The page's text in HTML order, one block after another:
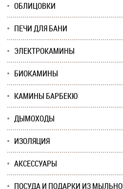
ОБЛИЦОВКИ
ПЕЧИ ДЛЯ БАНИ
ЭЛЕКТРОКАМИНЫ
БИОКАМИНЫ
КАМИНЫ БАРБЕКЮ
ДЫМОХОДЫ
ИЗОЛЯЦИЯ
АКСЕССУАРЫ
ПОСУДА И ПОДАРКИ ИЗ